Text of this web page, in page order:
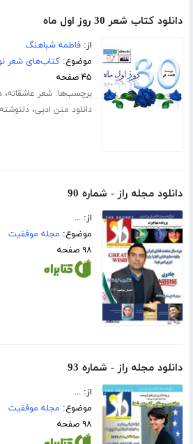
دانلود کتاب شعر 30 روز اول ماه
از:فاطمه شباهنگ
موضوع:کتاب‌های شعر
۴۵ صفحه
برچسب‌ها:شعر عاشقانه،
دانلود متن ادبی،دلنوشته
دانلود مجله راز - شماره 90
از: ...
موضوع: مجله موفقیت
۹۸ صفحه
دانلود مجله راز - شماره 93
از: ...
موضوع: مجله موفقیت
۹۸ صفحه